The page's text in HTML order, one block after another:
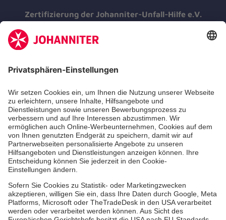
Zertifizierung der Johanniter-Unfall-Hilfe e.V.
Die Johanniter GmbH führt das
e.V.
Dienste & Leistungen
Mitarbeiten & Lernen